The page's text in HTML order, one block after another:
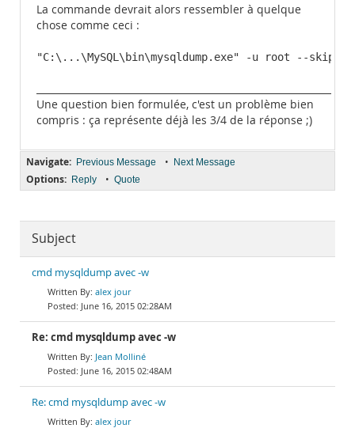
La commande devrait alors ressembler à quelque
chose comme ceci :
"C:\...\MySQL\bin\mysqldump.exe" -u root --skip-
Une question bien formulée, c'est un problème bien
compris : ça représente déjà les 3/4 de la réponse ;)
Navigate: Previous Message • Next Message
Options: Reply • Quote
Subject
cmd mysqldump avec -w
alex jour
June 16, 2015 02:28AM
Re: cmd mysqldump avec -w
Jean Molliné
June 16, 2015 02:48AM
Re: cmd mysqldump avec -w
alex jour